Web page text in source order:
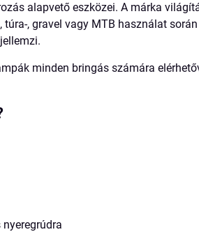
alapvető eszközei. A márka
, gravel vagy MTB használat
minden bringás számára